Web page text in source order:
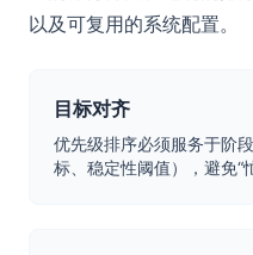
以及可复用的系统配置。
目标对齐
优先级排序必须服务于阶
标、稳定性阈值），避免“